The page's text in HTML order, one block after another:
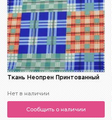
Ткань Неопрен Принтованный
Нет в наличии
Сообщить о наличии